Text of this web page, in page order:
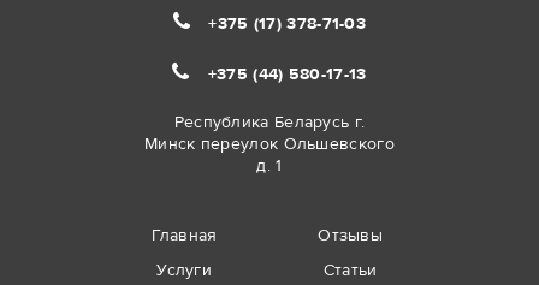
+375 (17) 378-71-03
+375 (44) 580-17-13
Республика Беларусь г.
Минск переулок Ольшевского
д. 1
Главная
Услуги
Отзывы
Статьи